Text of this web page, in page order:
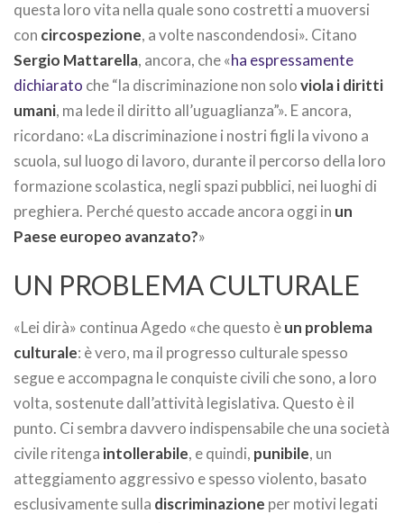
questa loro vita nella quale sono costretti a muoversi
con circospezione, a volte nascondendosi». Citano
Sergio Mattarella, ancora, che «ha espressamente
dichiarato che “la discriminazione non soloviola i diritti
umani, ma lede il diritto all’uguaglianza”». E ancora,
ricordano: «La discriminazione i nostri figli la vivono a
scuola, sul luogo di lavoro, durante il percorso della loro
formazione scolastica, negli spazi pubblici, nei luoghi di
preghiera. Perché questo accade ancora oggi in un
Paese europeo avanzato?»
UN PROBLEMA CULTURALE
«Lei dirà» continua Agedo «che questo èun problema
culturale: è vero, ma il progresso culturale spesso
segue e accompagna le conquiste civili che sono, a loro
volta, sostenute dall’attività legislativa. Questo è il
punto. Ci sembra davvero indispensabile che una società
civile ritenga intollerabile, e quindi, punibile, un
atteggiamento aggressivo e spesso violento, basato
esclusivamente sulla discriminazione per motivi legati